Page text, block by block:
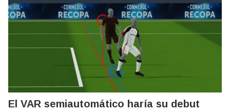
El VAR semiautomático haría su debut